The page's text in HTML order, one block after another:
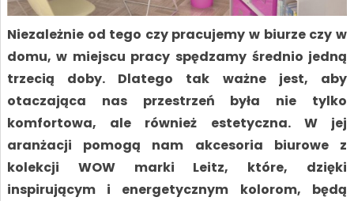
Niezależnie od tego czy pracujemy w biurze czy w
domu, w miejscu pracy spędzamy średnio jedną
trzecią doby. Dlatego tak ważne jest, aby
otaczająca nas przestrzeń była nie tylko
komfortowa, ale również estetyczna. W jej
aranżacji pomogą nam akcesoria biurowe z
kolekcji WOW marki Leitz, które, dzięki
inspirującym i energetycznym kolorom, będą